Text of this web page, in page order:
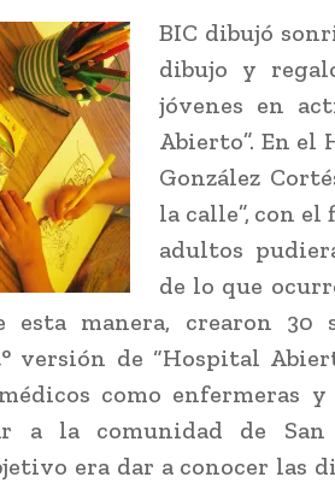
BIC dibujó
dibujo y
jóvenes en
Abierto”. En el
González
la calle”, con
adultos
de lo que
esta manera, crearon 30
versión de “Hospital
como enfermeras
a la comunidad de San
era dar a conocer las